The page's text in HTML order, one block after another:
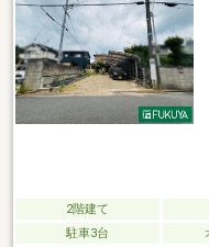
2階建て
駐車3台